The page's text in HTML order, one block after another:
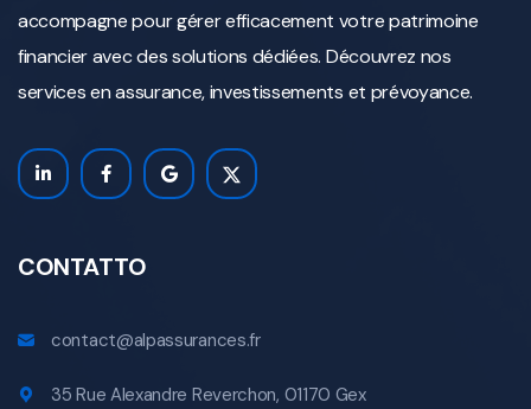
accompagne pour gérer efficacement votre patrimoine
financier avec des solutions dédiées. Découvrez nos
services en assurance, investissements et prévoyance.
CONTATTO
contact@alpassurances.fr
35 Rue Alexandre Reverchon, 01170 Gex